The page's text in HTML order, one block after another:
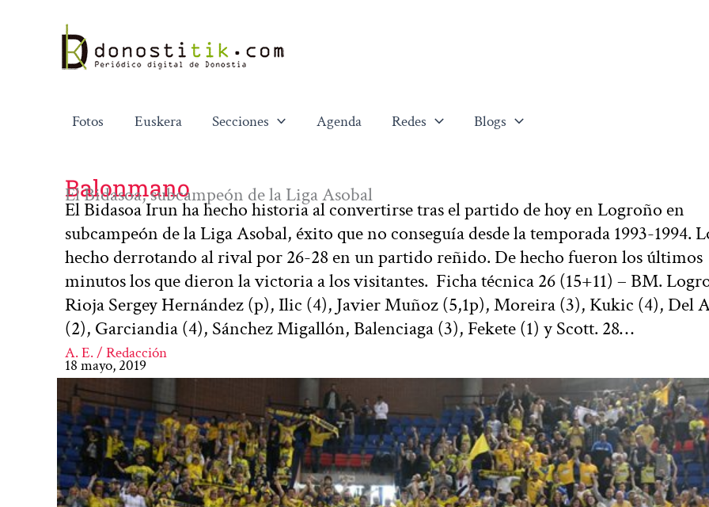
contenido
Fotos Euskera Secciones Agenda Redes Blogs
Balonmano
El Bidasoa, subcampeón de la Liga Asobal
El Bidasoa Irun ha hecho historia al convertirse tras el partido de hoy en Logroño en
subcampeón de la Liga Asobal, éxito que no conseguía desde la temporada 1993-1994.
hecho derrotando al rival por 26-28 en un partido reñido. De hecho fueron los últimos
minutos los que dieron la victoria a los visitantes. Ficha técnica 26 (15+11) – BM.
Rioja Sergey Hernández (p), Ilic (4), Javier Muñoz (5,1p), Moreira (3), Kukic (4), Del
(2), Garciandia (4), Sánchez Migallón, Balenciaga (3), Fekete (1) y Scott. 28…
A. E. / Redacción
18 mayo, 2019